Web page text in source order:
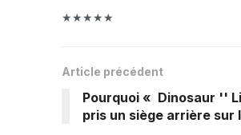
★★★★★
Article précédent
Pourquoi « Dinosaur ''
pris un siège arrière sur